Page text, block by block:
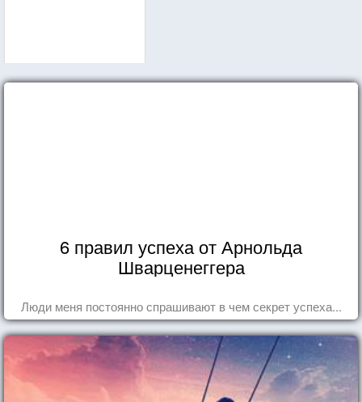
6 правил успеха от Арнольда
Шварценеггера
Люди меня постоянно спрашивают в чем секрет успеха...